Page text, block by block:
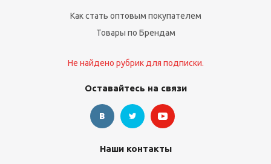
Как стать оптовым покупателем
Товары по Брендам
Не найдено рубрик для подписки.
Оставайтесь на связи
Наши контакты